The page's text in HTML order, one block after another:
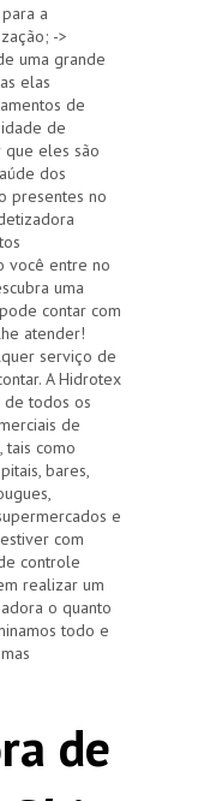
a
->
uma grande
elas
de
de
que eles são
dos
presentes no
você entre no
uma
contar com
atender!
serviço de
A Hidrotex
de todos os
de
tais como
bares,
e
com
controle
realizar um
o quanto
todo e
de